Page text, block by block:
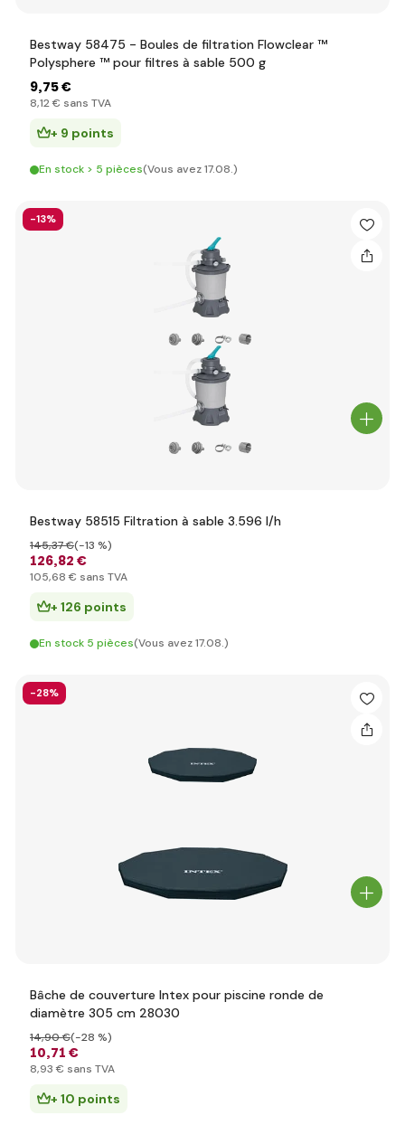
Bestway 58475 - Boules de filtration Flowclear ™
Polysphere ™ pour filtres à sable 500 g
9,75 €
8,12 € sans TVA
+ 9 points
En stock > 5 pièces(Vous avez 17.08.)
-13%
Bestway 58515 Filtration à sable 3.596 l/h
126,82 €
145,37 €(-13 %)
105,68 € sans TVA
+ 126 points
En stock 5 pièces(Vous avez 17.08.)
-28%
Bâche de couverture Intex pour piscine ronde de
diamètre 305 cm 28030
10,71 €
14,90 €(-28 %)
8,93 € sans TVA
+ 10 points